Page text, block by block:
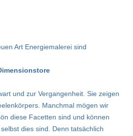
Art Energiemalerei sind
und zur Vergangenheit. Sie zeigen
Manchmal mögen wir
diese Facetten sind und können
dies sind. Denn tatsächlich